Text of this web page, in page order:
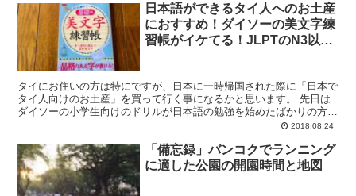
日本語ができるタイ人へのお土産
におすすめ！ダイソーの美文字練
習帳がイケてる！JLPTのN3以上
タイにお住いの方は特にですが、日本に一時帰国された際に「日本で
タイ人向けのお土産」を買って行く事になるかと思います。 先日は
ダイソーの小学生向けのドリルが日本語の勉強を始めたばかりの方へ
のお土産に良いという記事を描きました。 今回はある程度...2018.08.24
「備忘録」バンコクでランニング
に適した公園の開園時間と地図